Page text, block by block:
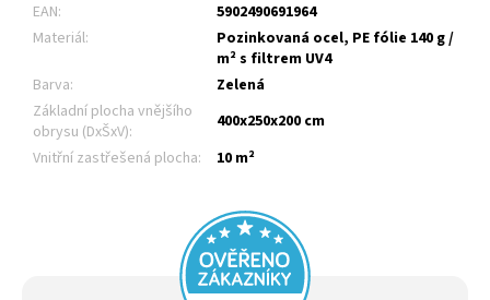
EAN:
5902490691964
Materiál:
Pozinkovaná ocel, PE fólie 140 g /
m² s filtrem UV4
Barva:
Zelená
Základní plocha vnějšího
obrysu (DxŠxV):
400x250x200 cm
Vnitřní zastřešená plocha: 10 m²